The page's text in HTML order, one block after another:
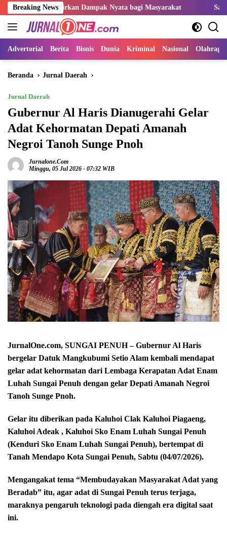
Langsung
ke
konten
Breaking News
Dampak Nyata bagi Masyarakat Sangat Perlu
Advertorial Berita Bisnis Dunia Kriminal Nasional Olahraga
Beranda Jurnal Daerah
Jurnal Daerah
Gubernur Al Haris Dianugerahi Gelar
Adat Kehormatan Depati Amanah
Negroi Tanoh Sunge Pnoh
Jurnalone.com
Minggu, 05 Jul 2026 - 07:32 WIB
JurnalOne.com, SUNGAI PENUH – Gubernur Al Haris
bergelar Datuk Mangkubumi Setio Alam kembali mendapat
gelar adat kehormatan dari Lembaga Kerapatan Adat Enam
Luhah Sungai Penuh dengan gelar Depati Amanah Negroi
Tanoh Sunge Pnoh.
Gelar itu diberikan pada Kaluhoi Clak Kaluhoi Piagaeng,
Kaluhoi Adeak , Kaluhoi Sko Enam Luhah Sungai Penuh
(Kenduri Sko Enam Luhah Sungai Penuh), bertempat di
Tanah Mendapo Kota Sungai Penuh, Sabtu (04/07/2026).
Mengangakat tema “Membudayakan Masyarakat Adat yang
Beradab” itu, agar adat di Sungai Penuh terus terjaga,
maraknya pengaruh teknologi pada diengah era digital saat
ini.